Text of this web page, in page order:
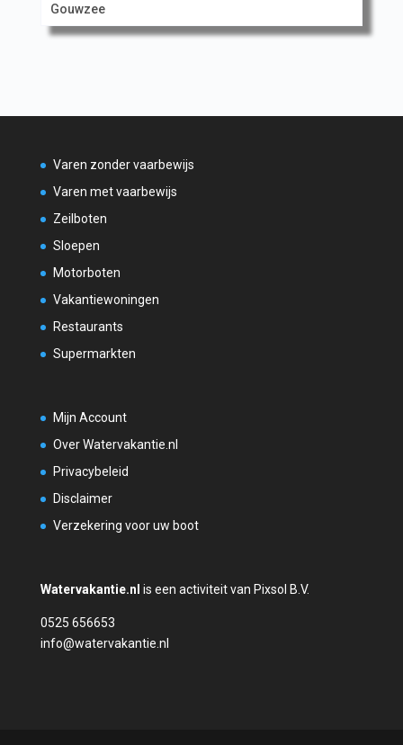
Gouwzee
Varen zonder vaarbewijs
Varen met vaarbewijs
Zeilboten
Sloepen
Motorboten
Vakantiewoningen
Restaurants
Supermarkten
Mijn Account
Over Watervakantie.nl
Privacybeleid
Disclaimer
Verzekering voor uw boot
Watervakantie.nl is een activiteit van Pixsol B.V.
0525 656653
info@watervakantie.nl